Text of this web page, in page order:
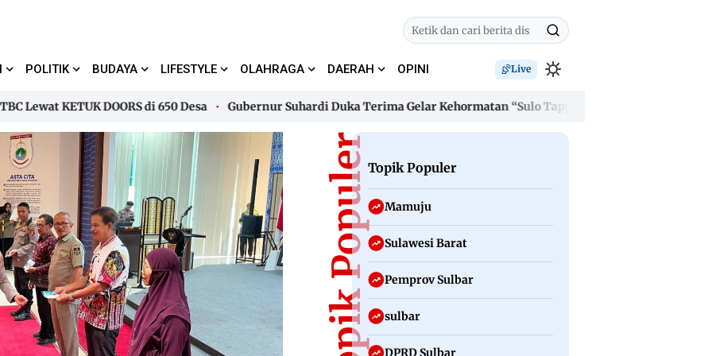
POLITIK BUDAYA LIFESTYLE OLAHRAGA DAERAH OPINI Live
KETUK DOORS di 650 Desa Gubernur Suhardi Duka Terima Gelar Kehormatan “Sulo Tappidena Balanipa”, Janji Bangun
KETUK DOORS di 650 Desa Gubernur Suhardi Duka Terima Gelar Kehormatan “Sulo Tappidena Balanipa”, Janji Bangun
Topik PopulerTopik Populer
Mamuju
Sulawesi Barat
Pemprov Sulbar
sulbar
DPRD Sulbar